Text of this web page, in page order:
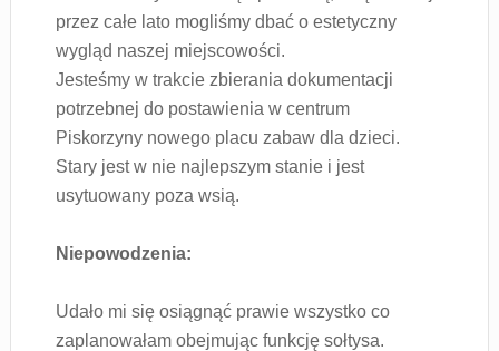
przez całe lato mogliśmy dbać o estetyczny
wygląd naszej miejscowości.
Jesteśmy w trakcie zbierania dokumentacji
potrzebnej do postawienia w centrum
Piskorzyny nowego placu zabaw dla dzieci.
Stary jest w nie najlepszym stanie i jest
usytuowany poza wsią.
Niepowodzenia:
Udało mi się osiągnąć prawie wszystko co
zaplanowałam obejmując funkcję sołtysa.